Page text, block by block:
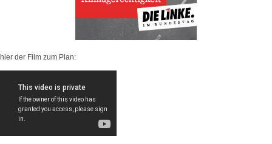
hier der Film zum Plan: